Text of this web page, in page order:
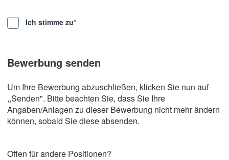
Ich stimme zu*
Bewerbung senden
Um Ihre Bewerbung abzuschließen, klicken Sie nun auf
,,Senden". Bitte beachten Sie, dass Sie Ihre
Angaben/Anlagen zu dieser Bewerbung nicht mehr ändern
können, sobald Sie diese absenden.
Offen für andere Positionen?